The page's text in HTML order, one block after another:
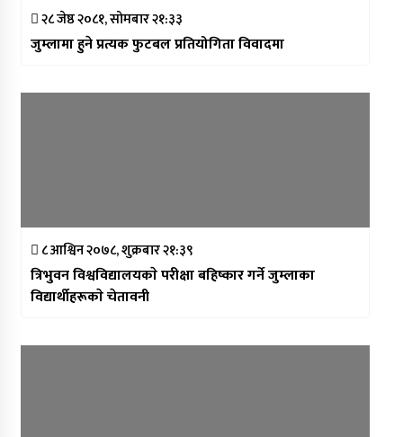
२८ जेष्ठ २०८१, सोमबार २१:३३
जुम्लामा हुने प्रत्यक फुटबल प्रतियोगिता विवादमा
८ आश्विन २०७८, शुक्रबार २१:३९
त्रिभुवन विश्वविद्यालयकाे परीक्षा बहिष्कार गर्ने जुम्लाका
विद्यार्थीहरूकाे चेतावनी